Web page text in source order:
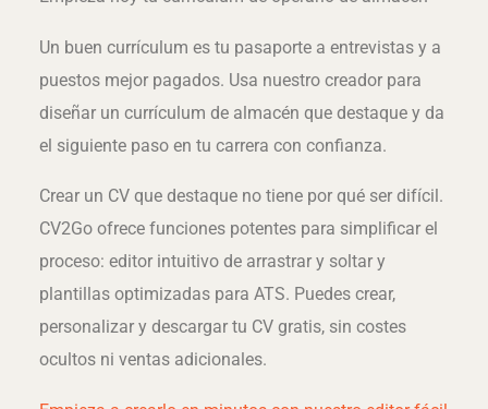
Un buen currículum es tu pasaporte a entrevistas y a
puestos mejor pagados. Usa nuestro creador para
diseñar un currículum de almacén que destaque y da
el siguiente paso en tu carrera con confianza.
Crear un CV que destaque no tiene por qué ser difícil.
CV2Go ofrece funciones potentes para simplificar el
proceso: editor intuitivo de arrastrar y soltar y
plantillas optimizadas para ATS. Puedes crear,
personalizar y descargar tu CV gratis, sin costes
ocultos ni ventas adicionales.